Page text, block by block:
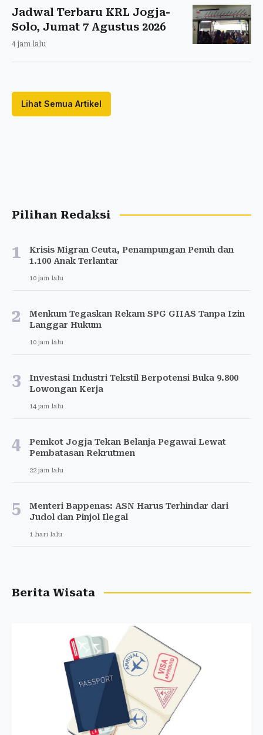
Jadwal Terbaru KRL Jogja-
Solo, Jumat 7 Agustus 2026
4 jam lalu
Lihat Semua Artikel
Pilihan Redaksi
1
Krisis Migran Ceuta, Penampungan Penuh dan
1.100 Anak Terlantar
10 jam lalu
2
Menkum Tegaskan Rekam SPG GIIAS Tanpa Izin
Langgar Hukum
10 jam lalu
3
Investasi Industri Tekstil Berpotensi Buka 9.800
Lowongan Kerja
14 jam lalu
4
Pemkot Jogja Tekan Belanja Pegawai Lewat
Pembatasan Rekrutmen
22 jam lalu
5
Menteri Bappenas: ASN Harus Terhindar dari
Judol dan Pinjol Ilegal
1 hari lalu
Berita Wisata